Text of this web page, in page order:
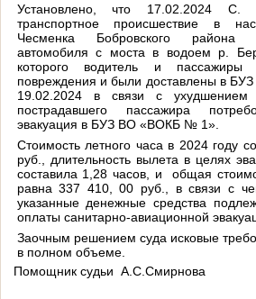
Установлено, что 17.02.2024 С.
транспортное происшествие в
Чесменка Бобровского района
автомобиля с моста в водоем р.
которого водитель и пассажиры
повреждения и были доставлены в
19.02.2024 в связи с ухудшением
пострадавшего пассажира
эвакуация в БУЗ ВО «ВОКБ № 1».
Стоимость летного часа в 2024 году
руб., длительность вылета в целях
составила 1,28 часов, и общая
равна 337 410, 00 руб., в связи с
указанные денежные средства
оплаты санитарно-авиационной
Заочным решением суда исковые
в полном объеме.
Помощник судьи